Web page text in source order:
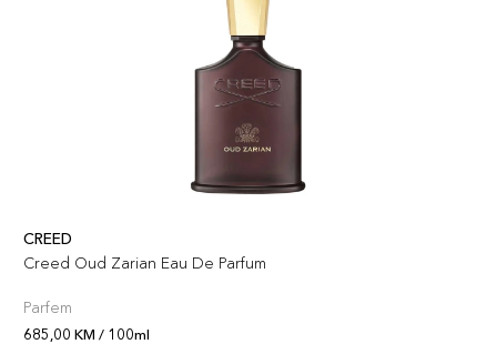
CREED
Creed Oud Zarian Eau De Parfum
Parfem
685,00 KM / 100ml